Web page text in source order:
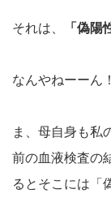
それは、 「偽陽
なんやねーーん！
ま、母自身も私
前の血液検査の
るとそこには「